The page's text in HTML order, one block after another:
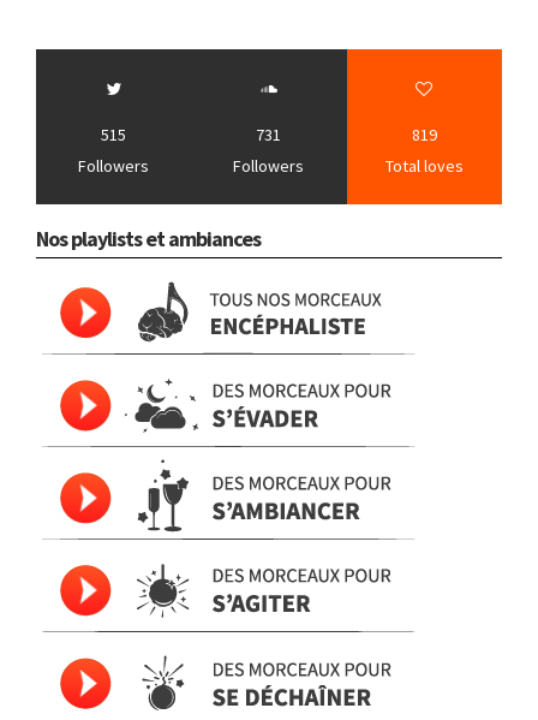
515
Followers
731
Followers
819
Total loves
Nos playlists et ambiances